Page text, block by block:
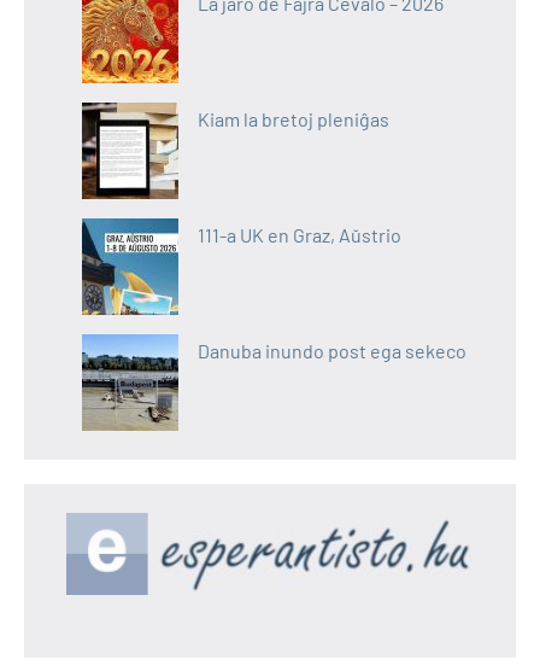
Kiam la bretoj pleniĝas
111-a UK en Graz, Aŭstrio
Danuba inundo post ega sekeco